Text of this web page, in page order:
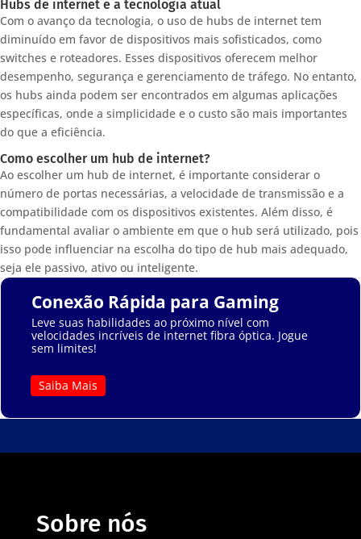
Hubs de internet e a tecnologia atual
Com o avanço da tecnologia, o uso de hubs de internet tem
diminuído em favor de dispositivos mais sofisticados, como
switches e roteadores. Esses dispositivos oferecem melhor
desempenho, segurança e gerenciamento de tráfego. No entanto,
os hubs ainda podem ser encontrados em algumas aplicações
específicas, onde a simplicidade e o custo são mais importantes
do que a eficiência.
Como escolher um hub de internet?
Ao escolher um hub de internet, é importante considerar o
número de portas necessárias, a velocidade de transmissão e a
compatibilidade com os dispositivos existentes. Além disso, é
fundamental avaliar o ambiente em que o hub será utilizado, pois
isso pode influenciar na escolha do tipo de hub mais adequado,
seja ele passivo, ativo ou inteligente.
Conexão Rápida para Gaming
Leve suas habilidades ao próximo nível com
velocidades incríveis de internet fibra óptica. Jogue
sem limites!
Saiba Mais
Sobre nós